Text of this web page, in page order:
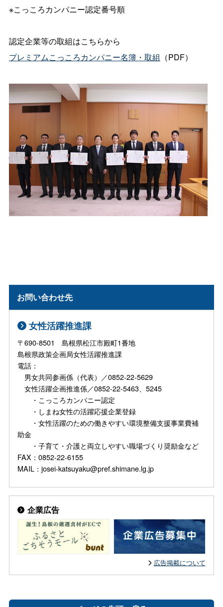
※こっころカンパニー認定番号順
認定企業等の取組はこちらから
プレミアムこっころカンパニー名簿・取組 （PDF）
お問い合わせ先
女性活躍推進課
〒690-8501 島根県松江市殿町1番地
島根県政策企画局女性活躍推進課
電話：
男女共同参画係（代表）／0852-22-5629
女性活躍企画推進係／0852-22-5463、5245
・こっころカンパニー認定
・しまね女性の活躍応援企業登録
・女性活躍のための働きやすい環境整備支援事業費補
助金
・子育て・介護と両立しやすい職場づくり奨励金など
FAX：0852-22-6155
MAIL：josei-katsuyaku@pref.shimane.lg.jp
企業広告
広告掲載について